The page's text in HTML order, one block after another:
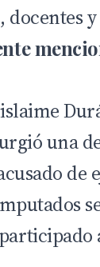
docentes
una
de